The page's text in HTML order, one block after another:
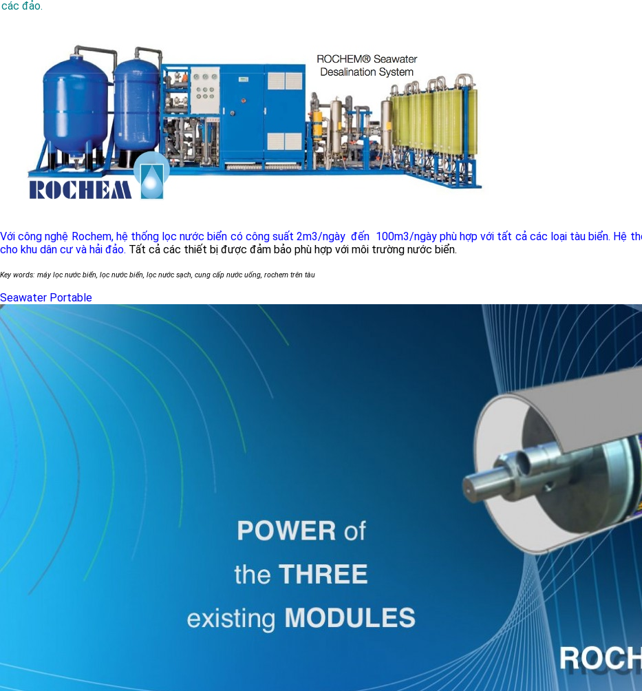
các đảo.
Với công nghệ Rochem, hệ thống lọc nước biển có công suất 2m3/ngày đến 100m3/ngày phù hợp với tất cả các loại tàu biển. Hệ
cho khu dân cư và hải đảo. Tất cả các thiết bị được đảm bảo phù hợp với môi trường nước biển.
Key words: máy lọc nước biển, lọc nước biển, lọc nước sạch, cung cấp nước uống, rochem trên tàu
Seawater Portable